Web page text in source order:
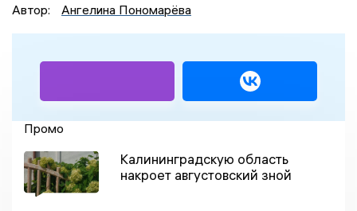
Автор: Ангелина Пономарёва
Промо
Калининградскую область
накроет августовский зной